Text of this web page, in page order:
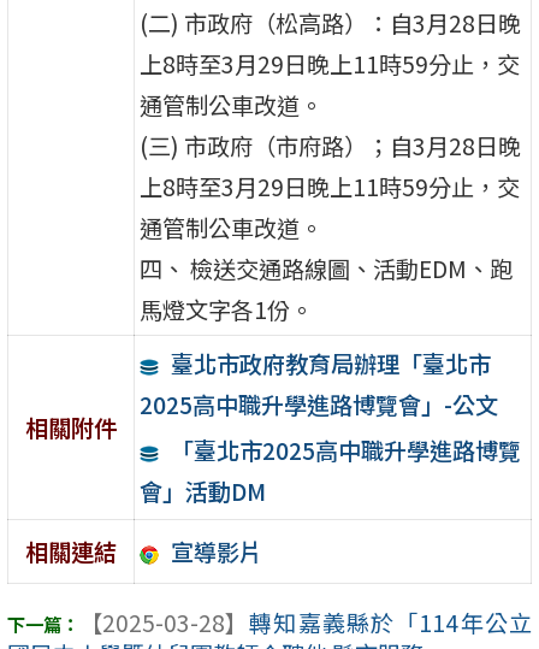
(二) 市政府（松高路）：自3月28日晚
上8時至3月29日晚上11時59分止，交
通管制公車改道。
(三) 市政府（市府路）；自3月28日晚
上8時至3月29日晚上11時59分止，交
通管制公車改道。
四、 檢送交通路線圖、活動EDM、跑
馬燈文字各1份。
相關附件
臺北市政府教育局辦理「臺北市
2025高中職升學進路博覽會」-公文
「臺北市2025高中職升學進路博覽
會」活動DM
相關連結
宣導影片
【2025-03-28】 轉知嘉義縣於「114年公立